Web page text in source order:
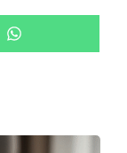
Share
on
W
h